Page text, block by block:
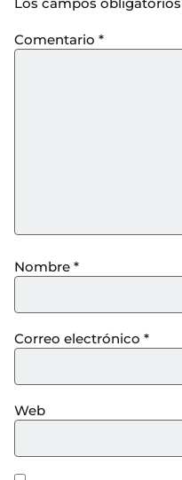
Comentario *
Nombre *
Correo electrónico *
Web